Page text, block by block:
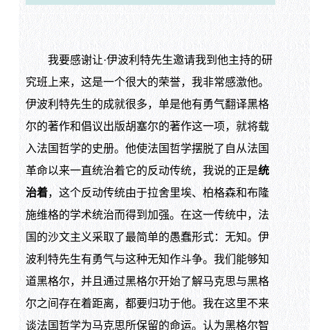
我要感谢让·伊波利特先生邀请我到他主持的研
究班上来，这是一个很大的荣誉，我非常感激他。
伊波利特先生的成就很多，单是他有勇气翻译黑格
尔的著作和倡议出版胡塞尔的著作这一项，就将载
入法国哲学的史册。他使法国哲学摆脱了自从法国
革命以来一直统治着它的反动传统，我说的正是统
治着，这个反动传统由于拉舍里埃、柏格森和布隆
施维格的学术统治而得到加强。在这一传统中，法
国的沙文主义采取了最简单的愚蠢形式：无知。伊
波利特先生有勇气与这种无知作斗争。我们能够知
道黑格尔，并且通过黑格尔开始了解马克思与黑格
尔之间存在着距离，都要归功于他。我在这里不来
谈法国哲学为马克思所保留的命运。认为黑格尔智